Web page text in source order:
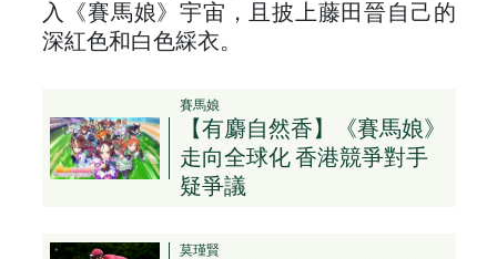
入《賽馬娘》宇宙，且披上藤田晉自己的
深紅色和白色綵衣。
賽馬娘
【有麝自然香】《賽馬娘》
走向全球化 香港競爭對手
疑爭議
莫瑾賢